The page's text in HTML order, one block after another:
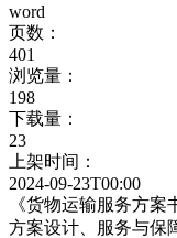
word
页数：
401
浏览量：
198
下载量：
23
上架时间：
2024-09-23T00:00
《货物运输服务方
方案设计、服务与保